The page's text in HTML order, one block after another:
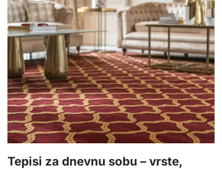
Tepisi za dnevnu sobu – vrste,